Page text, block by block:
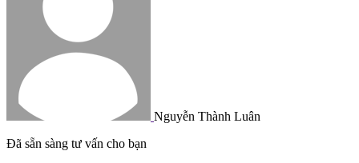
Nguyễn Thành Luân
Đã sẵn sàng tư vấn cho bạn